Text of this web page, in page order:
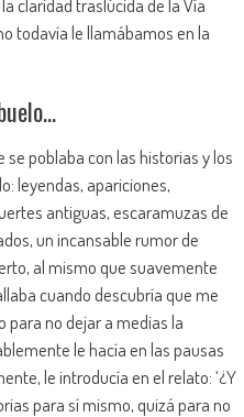
claridad traslúcida de la Vía
todavía le llamábamos en la
se poblaba con las historias y los
leyendas, apariciones,
antiguas, escaramuzas de
un incansable rumor de
al mismo que suavemente
cuando descubría que me
para no dejar a medias la
le hacía en las pausas
le introducía en el relato: ‘¿Y
para sí mismo, quizá para no